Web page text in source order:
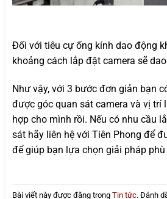
Đối với tiêu cự ống kính dao động
khoảng cách lắp đặt camera sẽ
Như vậy, với 3 bước đơn giản bạn
được góc quan sát camera và vị trí
hợp cho mình rồi. Nếu có nhu cầu
sát hãy liên hệ với Tiên Phong để
để giúp bạn lựa chọn giải pháp
Bài viết này được đăng trong Tin tức. Đánh